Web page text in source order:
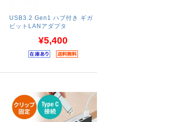
USB3.2 Gen1 ハブ付き ギガ
ビットLANアダプタ
¥5,400